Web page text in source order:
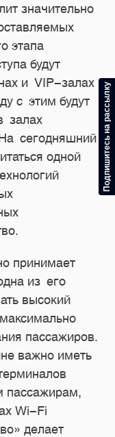
значительно
этапа
будут
и VIP-залах
с этим будут
залах
сегодняшний
одной
принимает
из его
высокий
пассажиров.
важно иметь
пассажирам,
Wi-Fi
делает
Подпишитесь на рассылку